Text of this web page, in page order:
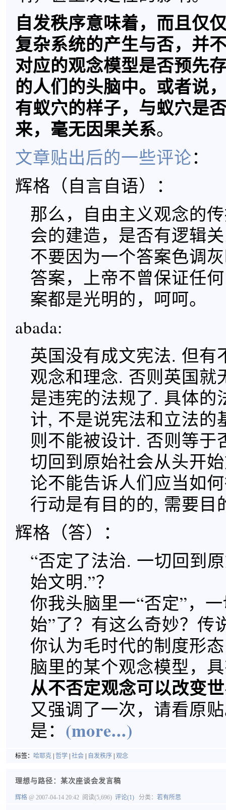
自发秩序意味着，而且仅
复杂系统的产生与否，并
对应的观念模型是否预先
的人们的头脑中。或者说
有蚁穴的样子，与蚁穴是
来，毫无因果关系。
文章贴出后的一些评论：
辉格（自言自语）：
那么，自由主义观念的
会的建造，是否有逻辑
不要因为一个答案色调
答案，上帝不曾保证任
案都是光明的，呵呵。
abada:
英国没有成文宪法. 但有
观念和理念. 否则英国就
是违宪的法规了. 具体的
计, 不是说宪法和立法的
则不能被设计. 否则等于
切回到原始社会从头开
论不能告诉人们应当如
行动是有目的的, 需要目
辉格（答）：
“否定了法治. 一切回到
始文明.”？
你我头脑里一“否定”，
始”了？有这么奇妙？传
你认为毛时代的制度形
脑里的某个观念模型，
从不否定观念可以改变
又强调了一次，请看原
是： (more...)
标签： 哈耶克 哲学 社会 自发秩序 观念
理想与路径：某次座谈会发言稿
辉格 @ 2007-04-14 20:42 阅读(5,696) 评论(1) 分类： 若有所思